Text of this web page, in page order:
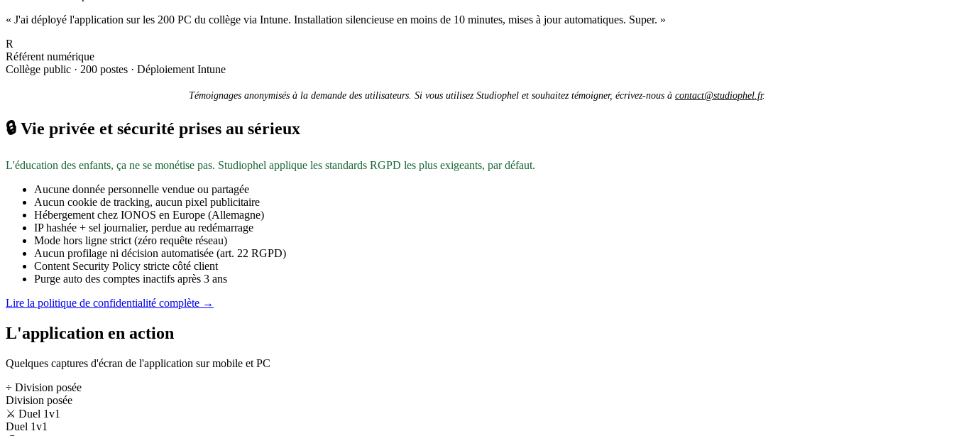
« J'ai déployé l'application sur les 200 PC du collège via Intune. Installation silencieuse en moins de 10 minutes, mises à jour automatiques. Super. »
R
Référent numérique
Collège public · 200 postes · Déploiement Intune
Témoignages anonymisés à la demande des utilisateurs. Si vous utilisez Studiophel et souhaitez témoigner, écrivez-nous à contact@studiophel.fr.
🔒 Vie privée et sécurité prises au sérieux
L'éducation des enfants, ça ne se monétise pas. Studiophel applique les standards RGPD les plus exigeants, par défaut.
Aucune donnée personnelle vendue ou partagée
Aucun cookie de tracking, aucun pixel publicitaire
Hébergement chez IONOS en Europe (Allemagne)
IP hashée + sel journalier, perdue au redémarrage
Mode hors ligne strict (zéro requête réseau)
Aucun profilage ni décision automatisée (art. 22 RGPD)
Content Security Policy stricte côté client
Purge auto des comptes inactifs après 3 ans
Lire la politique de confidentialité complète →
L'application en action
Quelques captures d'écran de l'application sur mobile et PC
÷ Division posée
Division posée
⚔️ Duel 1v1
Duel 1v1